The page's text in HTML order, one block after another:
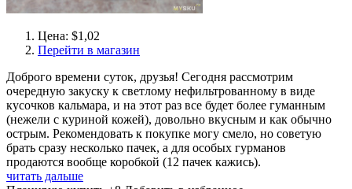
Цена: $1,02
Перейти в магазин
Доброго времени суток, друзья! Сегодня рассмотрим
очередную закуску к светлому нефильтрованному в виде
кусочков кальмара, и на этот раз все будет более гуманным
(нежели с куриной кожей), довольно вкусным и как обычно
острым. Рекомендовать к покупке могу смело, но советую
брать сразу несколько пачек, а для особых гурманов
продаются вообще коробкой (12 пачек кажись).
читать дальше